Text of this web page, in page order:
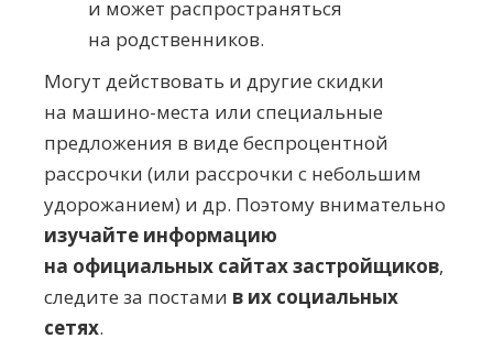
и может распространяться
на родственников.
Могут действовать и другие скидки
на машино-места или специальные
предложения в виде беспроцентной
рассрочки (или рассрочки с небольшим
удорожанием) и др. Поэтому внимательно
изучайте информацию
на официальных сайтах застройщиков,
следите за постами в их социальных
сетях.